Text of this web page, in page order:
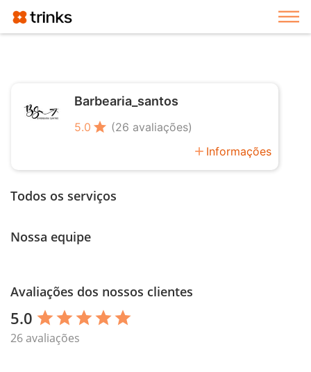
Barbearia_santos
5.0 star (26 avaliações)
add Informações
Todos os serviços
Nossa equipe
Avaliações dos nossos clientes
5.0 star star star star star
26 avaliações